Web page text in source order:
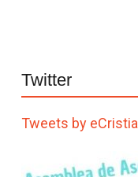
Twitter
Tweets by